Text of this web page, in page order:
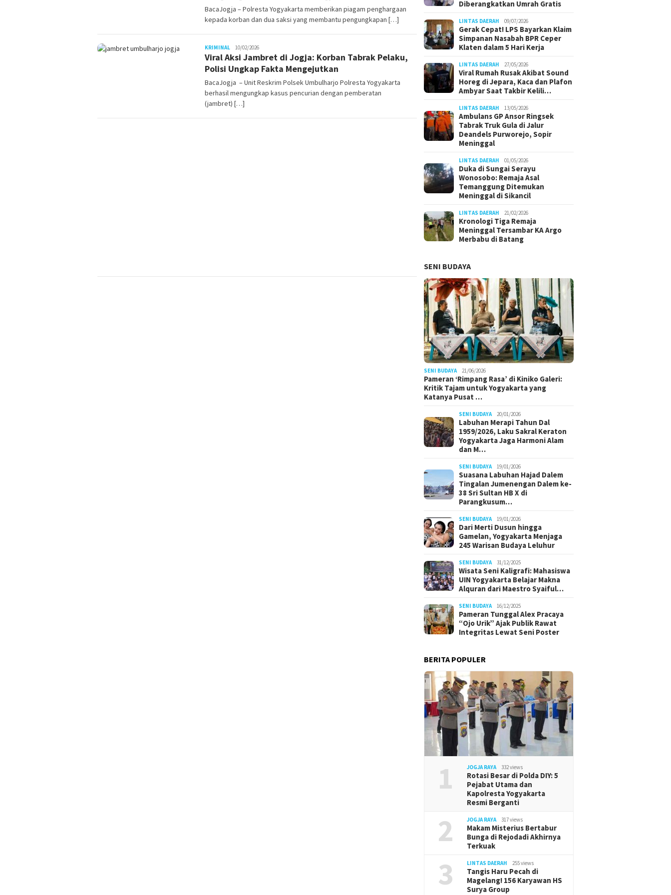
BacaJogja – Polresta Yogyakarta memberikan piagam penghargaan
kepada korban dan dua saksi yang membantu pengungkapan […]
KRIMINALJuno10/02/2026
Viral Aksi Jambret di Jogja: Korban Tabrak Pelaku,
Polisi Ungkap Fakta Mengejutkan
BacaJogja – Unit Reskrim Polsek Umbulharjo Polresta Yogyakarta
berhasil mengungkap kasus pencurian dengan pemberatan
(jambret) […]
Diberangkatkan Umrah Gratis
LINTAS DAERAH 09/07/2026
Gerak Cepat! LPS Bayarkan Klaim
Simpanan Nasabah BPR Ceper
Klaten dalam 5 Hari Kerja
LINTAS DAERAH 27/05/2026
Viral Rumah Rusak Akibat Sound
Horeg di Jepara, Kaca dan Plafon
Ambyar Saat Takbir Kelili…
LINTAS DAERAH 13/05/2026
Ambulans GP Ansor Ringsek
Tabrak Truk Gula di Jalur
Deandels Purworejo, Sopir
Meninggal
LINTAS DAERAH 01/05/2026
Duka di Sungai Serayu
Wonosobo: Remaja Asal
Temanggung Ditemukan
Meninggal di Sikancil
LINTAS DAERAH 21/02/2026
Kronologi Tiga Remaja
Meninggal Tersambar KA Argo
Merbabu di Batang
SENI BUDAYA
SENI BUDAYA 21/06/2026
Pameran ‘Rimpang Rasa’ di Kiniko Galeri:
Kritik Tajam untuk Yogyakarta yang
Katanya Pusat …
SENI BUDAYA 20/01/2026
Labuhan Merapi Tahun Dal
1959/2026, Laku Sakral Keraton
Yogyakarta Jaga Harmoni Alam
dan M…
SENI BUDAYA 19/01/2026
Suasana Labuhan Hajad Dalem
Tingalan Jumenengan Dalem ke-
38 Sri Sultan HB X di
Parangkusum…
SENI BUDAYA 19/01/2026
Dari Merti Dusun hingga
Gamelan, Yogyakarta Menjaga
245 Warisan Budaya Leluhur
SENI BUDAYA 31/12/2025
Wisata Seni Kaligrafi: Mahasiswa
UIN Yogyakarta Belajar Makna
Alquran dari Maestro Syaiful…
SENI BUDAYA 16/12/2025
Pameran Tunggal Alex Pracaya
“Ojo Urik” Ajak Publik Rawat
Integritas Lewat Seni Poster
BERITA POPULER
1 JOGJA RAYA 332 views
Rotasi Besar di Polda DIY: 5
Pejabat Utama dan
Kapolresta Yogyakarta
Resmi Berganti
2 JOGJA RAYA 317 views
Makam Misterius Bertabur
Bunga di Rejodadi Akhirnya
Terkuak
3 LINTAS DAERAH 255 views
Tangis Haru Pecah di
Magelang! 156 Karyawan HS
Surya Group